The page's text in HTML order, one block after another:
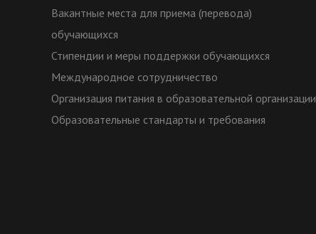
Вакантные места для приема (перевода)
обучающихся
Стипендии и меры поддержки обучающихся
Международное сотрудничество
Организация питания в образовательной организации
Образовательные стандарты и требования